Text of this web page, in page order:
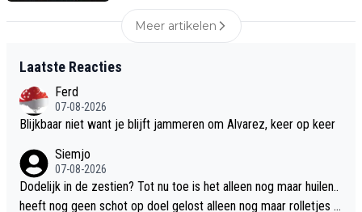
Meer artikelen
Laatste Reacties
Ferd
07-08-2026
Blijkbaar niet want je blijft jammeren om Alvarez, keer op keer
Siemjo
07-08-2026
Dodelijk in de zestien? Tot nu toe is het alleen nog maar huilen..
heeft nog geen schot op doel gelost alleen nog maar rolletjes di